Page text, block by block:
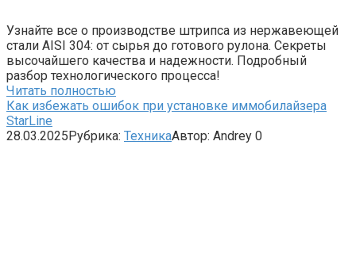
Узнайте все о производстве штрипса из нержавеющей
стали AISI 304: от сырья до готового рулона. Секреты
высочайшего качества и надежности. Подробный
разбор технологического процесса!
Читать полностью
Как избежать ошибок при установке иммобилайзера
StarLine
28.03.2025Рубрика: ТехникаАвтор: Andrey 0